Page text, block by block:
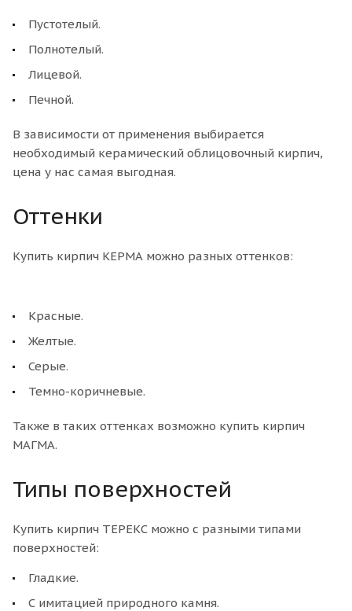
Пустотелый.
Полнотелый.
Лицевой.
Печной.
В зависимости от применения выбирается
необходимый керамический облицовочный кирпич,
цена у нас самая выгодная.
Оттенки
Купить кирпич КЕРМА можно разных оттенков:
Красные.
Желтые.
Серые.
Темно-коричневые.
Также в таких оттенках возможно купить кирпич
МАГМА.
Типы поверхностей
Купить кирпич ТЕРЕКС можно с разными типами
поверхностей:
Гладкие.
С имитацией природного камня.